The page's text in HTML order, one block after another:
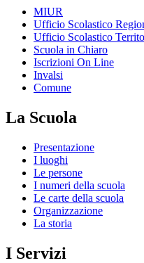
MIUR
Ufficio Scolastico
Ufficio Scolastico
Scuola in Chiaro
Iscrizioni On Line
Invalsi
Comune
La Scuola
Presentazione
I luoghi
Le persone
I numeri della scuola
Le carte della scuola
Organizzazione
La storia
I Servizi